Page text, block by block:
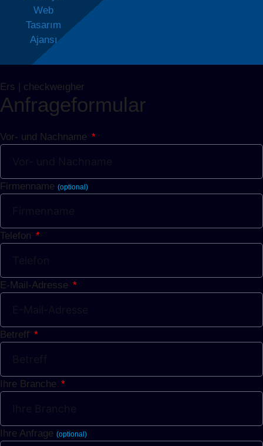
Ers | checkweıgher
Anfrageformular
Vor- und Nachname
Firmenname (optional)
Telefon
E-Mail-Adresse
Betreff
Ihre Branche
Ihre Anfrage (optional)